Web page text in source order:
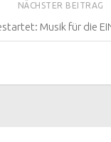
NÄCHSTER BEITRAG
Musik für die